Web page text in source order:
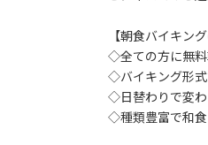
【朝食バイキン
◇全ての方に無
◇バイキング形
◇日替わりで変
◇種類豊富で和